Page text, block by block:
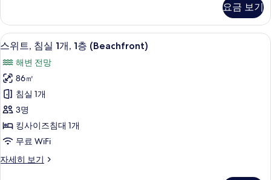
(Beachfront)
사
진
모
두
보
기
즈
침
대
개,
층
(Beachfront)
자
세
히
보
요금 보기
스
트,
침
실
1
개,
층
스위트, 침실 1개, 1층 (Beachfront) |
9
스위트, 침실 1개, 1층 (Beachfront)
해변 전망
86㎡
침실 1개
3명
킹사이즈침대 1개
무료 WiFi
자세히 보기
스